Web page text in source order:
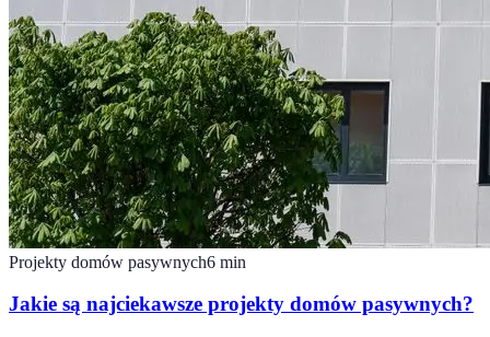
Projekty domów pasywnych6 min
Jakie są najciekawsze projekty domów pasywnych?